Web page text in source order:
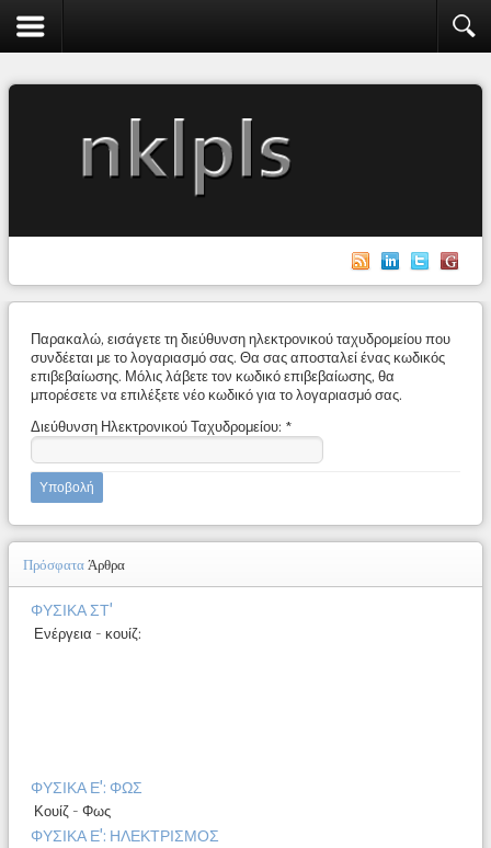
Παρακαλώ, εισάγετε τη διεύθυνση ηλεκτρονικού ταχυδρομείου που
συνδέεται με το λογαριασμό σας. Θα σας αποσταλεί ένας κωδικός
επιβεβαίωσης. Μόλις λάβετε τον κωδικό επιβεβαίωσης, θα
μπορέσετε να επιλέξετε νέο κωδικό για το λογαριασμό σας.
Διεύθυνση Ηλεκτρονικού Ταχυδρομείου: *
Υποβολή
ΠρόσφαταΆρθρα
ΦΥΣΙΚΑ ΣΤ'
Ενέργεια - κουίζ:
ΦΥΣΙΚΑ Ε': ΦΩΣ
Κουίζ - Φως
ΦΥΣΙΚΑ Ε': ΗΛΕΚΤΡΙΣΜΟΣ